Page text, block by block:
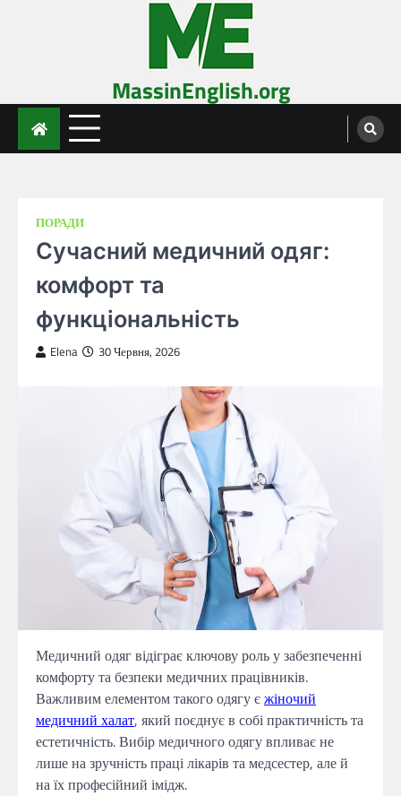
MassinEnglish.org
ПОРАДИ
Сучасний медичний одяг:
комфорт та
функціональність
Elena 30 Червня, 2026
Медичний одяг відіграє ключову роль у забезпеченні
комфорту та безпеки медичних працівників.
Важливим елементом такого одягу єжіночий
медичний халат, який поєднує в собі практичність та
естетичність. Вибір медичного одягу впливає не
лише на зручність праці лікарів та медсестер, але й
на їх професійний імідж.